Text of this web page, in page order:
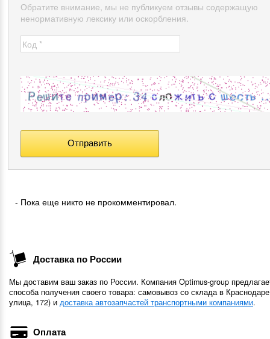
Обратите внимание, мы не публикуем отзывы содержащую
ненормативную лексику или оскорбления.
- Пока еще никто не прокомментировал.
Доставка по России
Мы доставим ваш заказ по России. Компания Optimus-group
способа получения своего товара: самовывоз со склада в
улица, 172) и доставка автозапчастей транспортными компаниями.
Оплата